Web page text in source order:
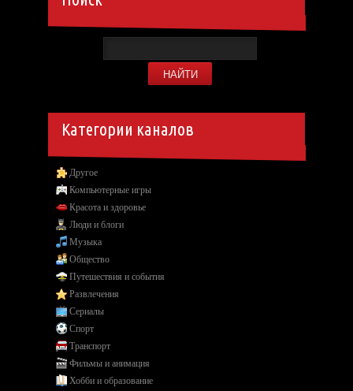
Категории каналов
Другое
Компьютерные игры
Красота и здоровье
Люди и блоги
Музыка
Общество
Путешествия и события
Развлечения
Сериалы
Спорт
Транспорт
Фильмы и анимация
Хобби и образование